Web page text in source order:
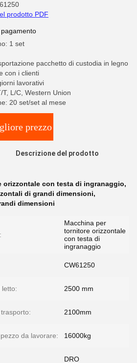
prodotto PDF
1 set
pacchetto di custodia in legno
con i clienti
lavorativi
L/C, Western Union
20 set/set al mese
prezzo
Descrizione del prodotto
orizzontale con testa di ingranaggio,
di grandi dimensioni,
dimensioni
Macchina per
tornitore orizzontale
con testa di
ingranaggio
CW61250
letto: 2500 mm
2100mm
da lavorare: 16000kg
DRO